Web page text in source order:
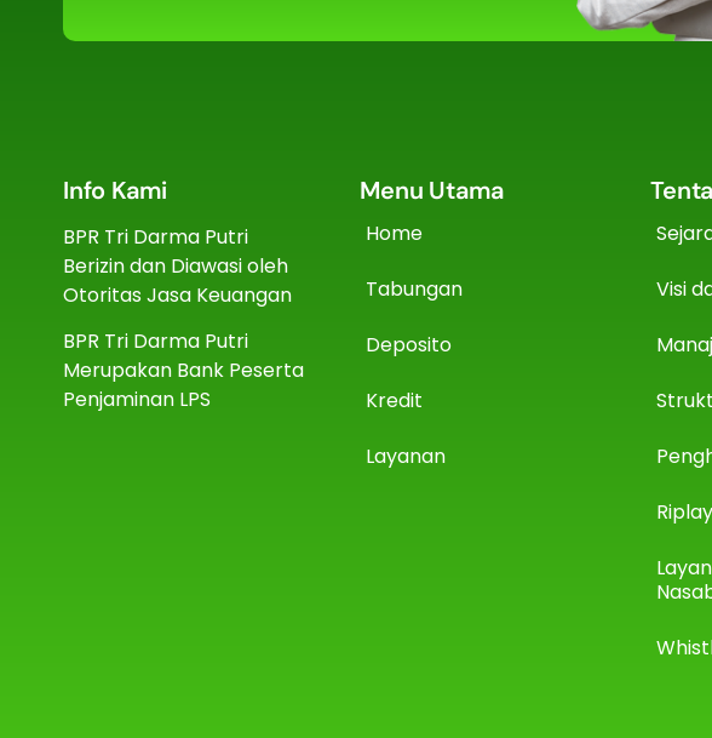
Info Kami
BPR Tri Darma Putri
Berizin dan Diawasi oleh
Otoritas Jasa Keuangan
BPR Tri Darma Putri
Merupakan Bank Peserta
Penjaminan LPS
Menu Utama
Home
Tabungan
Deposito
Kredit
Layanan
Visi